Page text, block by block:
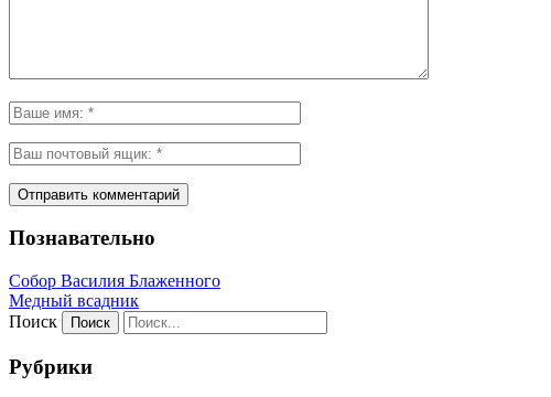
Познавательно
Собор Василия Блаженного
Медный всадник
Поиск
Рубрики